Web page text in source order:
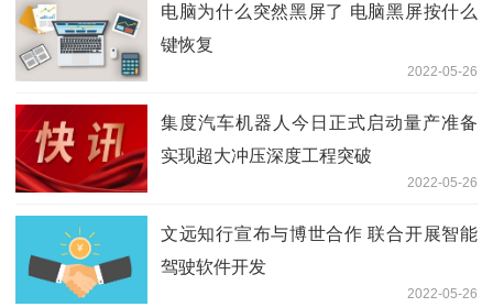
电脑为什么突然黑屏了 电脑黑屏按什么
键恢复
2022-05-26
集度汽车机器人今日正式启动量产准备
实现超大冲压深度工程突破
2022-05-26
文远知行宣布与博世合作 联合开展智能
驾驶软件开发
2022-05-26